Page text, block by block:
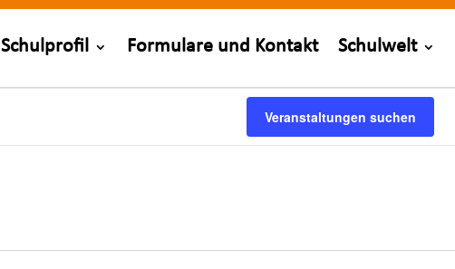
Schulprofil Formulare und Kontakt Schulwelt
Veranstaltungen suchen